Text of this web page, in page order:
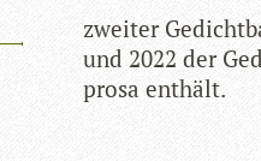
zwei­ter
und 2022 der
prosa enthält.